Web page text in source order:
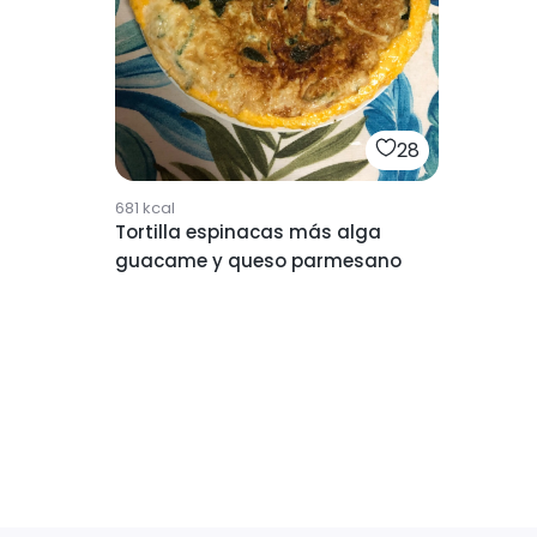
28
681 kcal
Tortilla espinacas más alga
guacame y queso parmesano